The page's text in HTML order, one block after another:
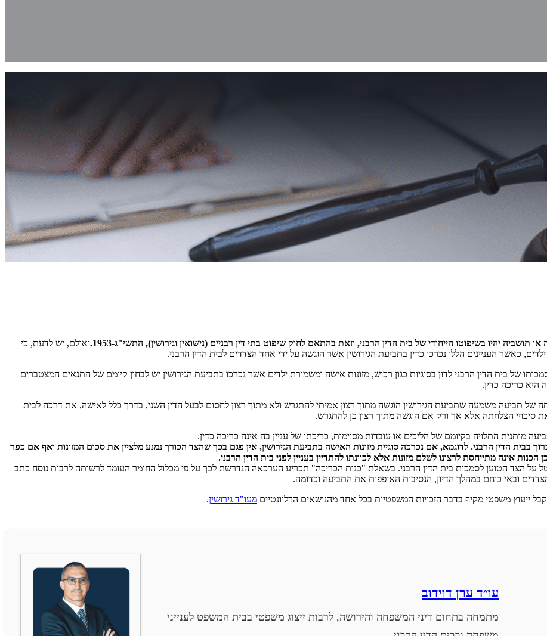
תושביה יהיו בשיפוטו הייחודי של בית הדין הרבני, וזאת בהתאם לחוק שיפוט בתי דין רבניים (נישואין וגירושין), התשי"ג-1953.
ואולם, יש לדעת, כי
כאשר העניינים הללו נכרכו כדין בתביעת הגירושין אשר הוגשה על ידי אחד הצדדים לבית הדין הרבני.
בית הדין הרבני לדון בסוגיות כגון רכוש, מזונות אישה ומשמורת ילדים אשר נכרכו בתביעת הגירושין יש לבחון קיומם של התנאים המצטברים
היא כריכה כדין.
של תביעה משמעה שתביעת הגירושין הוגשה מתוך רצון אמיתי להתגרש ולא מתוך רצון לחסום לבעל הדין השני, בדרך כלל לאישה, את דרכה לבית
סיכויי הצלחתה אלא אך ורק אם הוגשה מתוך רצון כן להתגרש.
מותנית התלויה בקיומם של הליכים או עובדות מסוימות, כריכתו של עניין בה אינה כריכה כדין.
בבית הדין הרבני. לדוגמא, אם נכרכה סוגיית מזונות האישה בתביעת הגירושין, אין פגם בכך שהצד הכורך נמנע מלציין את סכום המזונות ואף אם כפר
אינה מתייחסת לרצונו לשלם מזונות אלא לכוונתו להתדיין בעניין לפני בית הדין הרבני.
על הצד הטוען לסמכות בית הדין הרבני. בשאלת "כנות הכריכה" תכריע הערכאה הנדרשת לכך על פי מכלול החומר העומד לרשותה לרבות נוסח כתב
ובאי כוחם במהלך הדיון, הנסיבות האופפות את התביעה וכדומה.
ייעוץ משפטי מקיף בדבר הזכויות המשפטיות בכל אחד מהנושאים הרלוונטיים מעו"ד גירושין.
עו״ד ערן דוידוב
מתמחה בתחום דיני המשפחה והירושה, לרבות ייצוג משפטי בבית המשפט לענייני